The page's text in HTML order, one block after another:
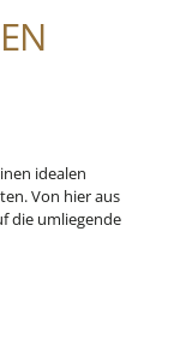
idealen
Von hier aus
die umliegende